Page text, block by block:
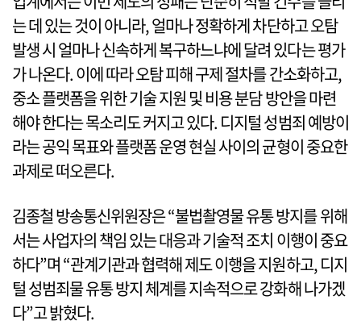
는 데 있는 것이 아니라, 얼마나 정확하게 차단하고 오탐
발생 시 얼마나 신속하게 복구하느냐에 달려 있다는 평가
가 나온다. 이에 따라 오탐 피해 구제 절차를 간소화하고,
중소 플랫폼을 위한 기술 지원 및 비용 분담 방안을 마련
해야 한다는 목소리도 커지고 있다. 디지털 성범죄 예방이
라는 공익 목표와 플랫폼 운영 현실 사이의 균형이 중요한
과제로 떠오른다.
김종철 방송통신위원장은 “불법촬영물 유통 방지를 위해
서는 사업자의 책임 있는 대응과 기술적 조치 이행이 중요
하다”며 “관계기관과 협력해 제도 이행을 지원하고, 디지
털 성범죄물 유통 방지 체계를 지속적으로 강화해 나가겠
다”고 밝혔다.